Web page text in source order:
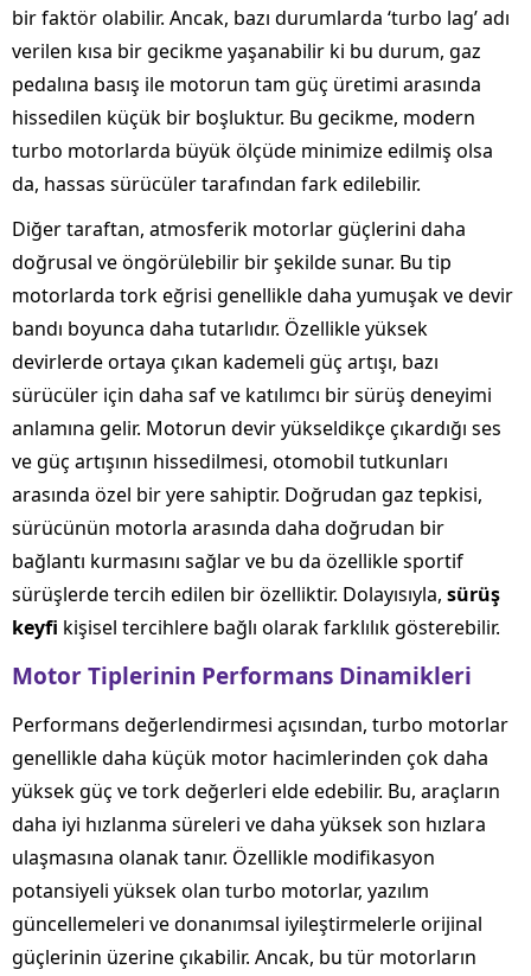
bir faktör olabilir. Ancak, bazı durumlarda ‘turbo lag’ adı
verilen kısa bir gecikme yaşanabilir ki bu durum, gaz
pedalına basış ile motorun tam güç üretimi arasında
hissedilen küçük bir boşluktur. Bu gecikme, modern
turbo motorlarda büyük ölçüde minimize edilmiş olsa
da, hassas sürücüler tarafından fark edilebilir.
Diğer taraftan, atmosferik motorlar güçlerini daha
doğrusal ve öngörülebilir bir şekilde sunar. Bu tip
motorlarda tork eğrisi genellikle daha yumuşak ve devir
bandı boyunca daha tutarlıdır. Özellikle yüksek
devirlerde ortaya çıkan kademeli güç artışı, bazı
sürücüler için daha saf ve katılımcı bir sürüş deneyimi
anlamına gelir. Motorun devir yükseldikçe çıkardığı ses
ve güç artışının hissedilmesi, otomobil tutkunları
arasında özel bir yere sahiptir. Doğrudan gaz tepkisi,
sürücünün motorla arasında daha doğrudan bir
bağlantı kurmasını sağlar ve bu da özellikle sportif
sürüşlerde tercih edilen bir özelliktir. Dolayısıyla, sürüş
keyfi kişisel tercihlere bağlı olarak farklılık gösterebilir.
Motor Tiplerinin Performans Dinamikleri
Performans değerlendirmesi açısından, turbo motorlar
genellikle daha küçük motor hacimlerinden çok daha
yüksek güç ve tork değerleri elde edebilir. Bu, araçların
daha iyi hızlanma süreleri ve daha yüksek son hızlara
ulaşmasına olanak tanır. Özellikle modifikasyon
potansiyeli yüksek olan turbo motorlar, yazılım
güncellemeleri ve donanımsal iyileştirmelerle orijinal
güçlerinin üzerine çıkabilir. Ancak, bu tür motorların